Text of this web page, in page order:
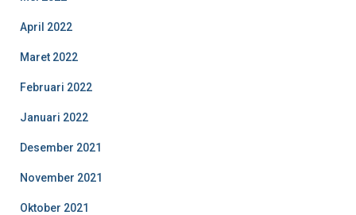
April 2022
Maret 2022
Februari 2022
Januari 2022
Desember 2021
November 2021
Oktober 2021